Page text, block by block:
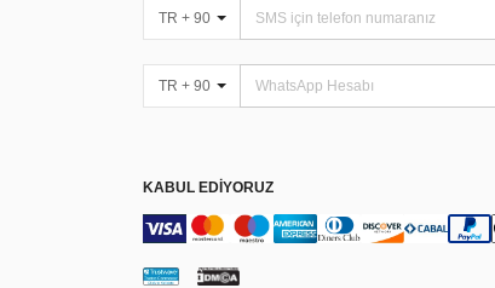
TR + 90
TR + 90
KABUL EDIYORUZ